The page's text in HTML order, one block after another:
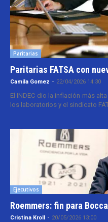
Paritarias
Paritarias FATSA con
Camila Gomez - 22/04/2026 14:30
El INDEC dio la inflación más
los laboratorios y el sindicato
Ejecutivos
Roemmers: fin para
Cristina Kroll - 20/05/2026 13:00